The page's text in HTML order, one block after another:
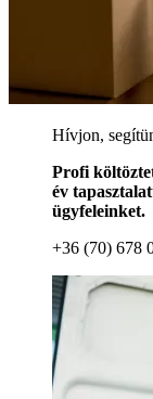
Hívjon,
Profi
év
ügyfeleinket.
+36 (70) 678